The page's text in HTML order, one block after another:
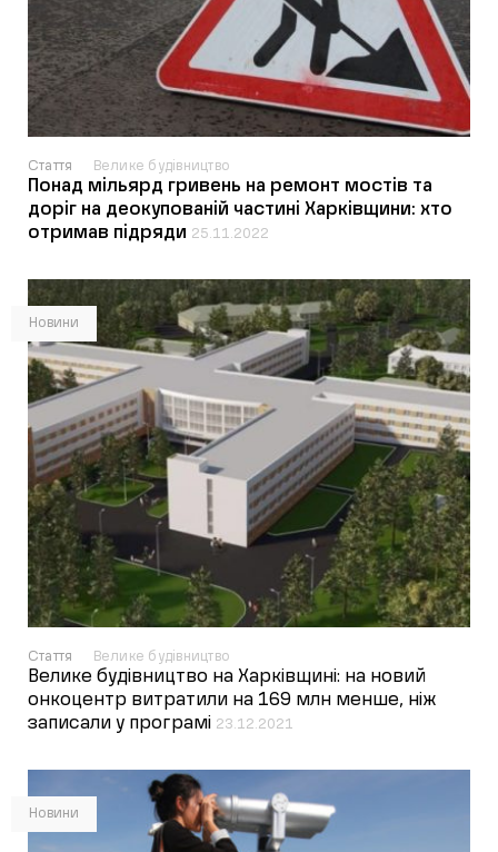
Стаття Велике будівництво
Понад мільярд гривень на ремонт мостів та
доріг на деокупованій частині Харківщини: хто
отримав підряди 25.11.2022
Новини
Стаття Велике будівництво
Велике будівництво на Харківщині: на новий
онкоцентр витратили на 169 млн менше, ніж
записали у програмі 23.12.2021
Новини